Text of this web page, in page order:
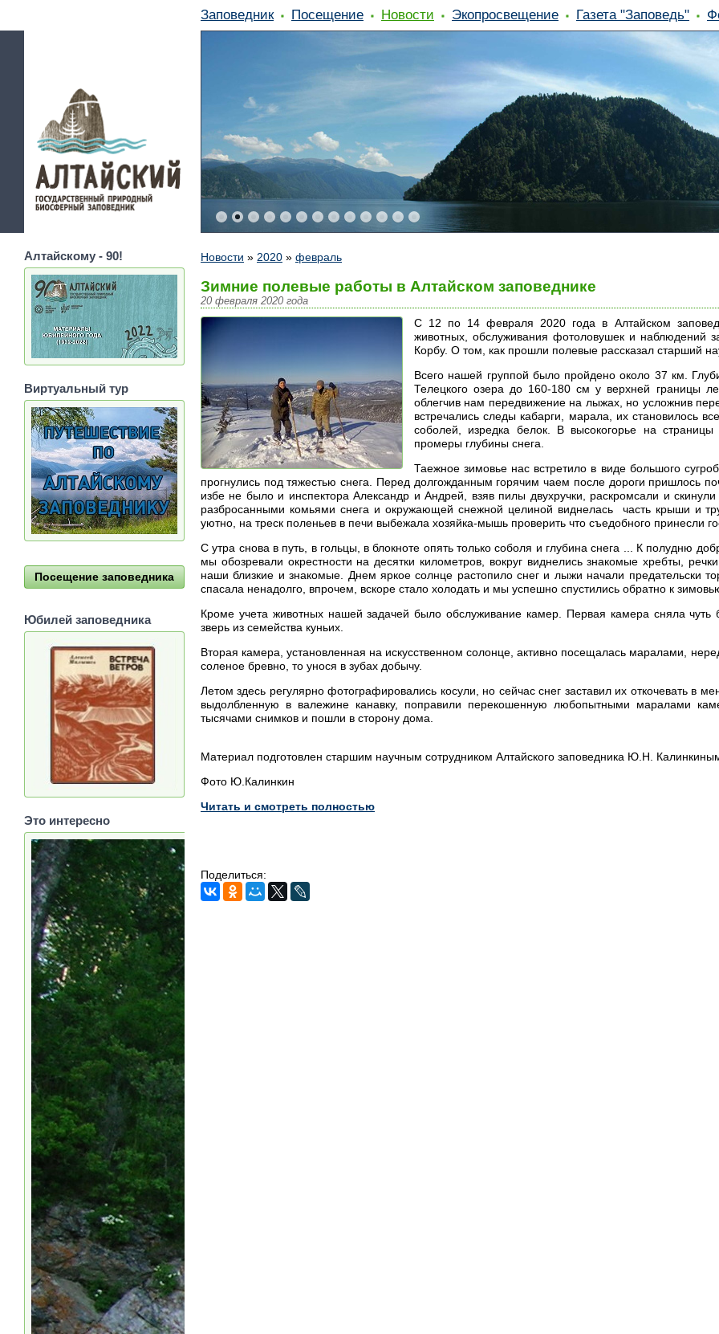
Заповедник Посещение Новости Экопросвещение Газета "Заповедь"
Новости » 2020 » февраль
Зимние полевые работы в Алтайском заповеднике
20 февраля 2020 года
С 12 по 14 февраля 2020 года в Алтайском
животных, обслуживания фотоловушек и наблюдений
Корбу. О том, как прошли полевые рассказал старший
Всего нашей группой было пройдено около 37 км.
Телецкого озера до 160-180 см у верхней границы
облегчив нам передвижение на лыжах, но усложнив
встречались следы кабарги, марала, их становилось
соболей, изредка белок. В высокогорье на
промеры глубины снега.
Таежное зимовье нас встретило в виде большого
прогнулись под тяжестью снега. Перед долгожданным горячим чаем после дороги пришлось
избе не было и инспектора Александр и Андрей, взяв пилы двухручки, раскромсали и
разбросанными комьями снега и окружающей снежной целиной виднелась часть крыши и
уютно, на треск поленьев в печи выбежала хозяйка-мышь проверить что съедобного принесли
С утра снова в путь, в гольцы, в блокноте опять только соболя и глубина снега ... К полудню
мы обозревали окрестности на десятки километров, вокруг виднелись знакомые хребты,
наши близкие и знакомые. Днем яркое солнце растопило снег и лыжи начали предательски
спасала ненадолго, впрочем, вскоре стало холодать и мы успешно спустились обратно к
Кроме учета животных нашей задачей было обслуживание камер. Первая камера сняла
зверь из семейства куньих.
Вторая камера, установленная на искусственном солонце, активно посещалась маралами,
соленое бревно, то унося в зубах добычу.
Летом здесь регулярно фотографировались косули, но сейчас снег заставил их откочевать
выдолбленную в валежине канавку, поправили перекошенную любопытными маралами
тысячами снимков и пошли в сторону дома.
Материал подготовлен старшим научным сотрудником Алтайского заповедника Ю.Н.
Фото Ю.Калинкин
Читать и смотреть полностью
Поделиться:
Алтайскому - 90!
Виртуальный тур
Посещение заповедника
Юбилей заповедника
Это интересно